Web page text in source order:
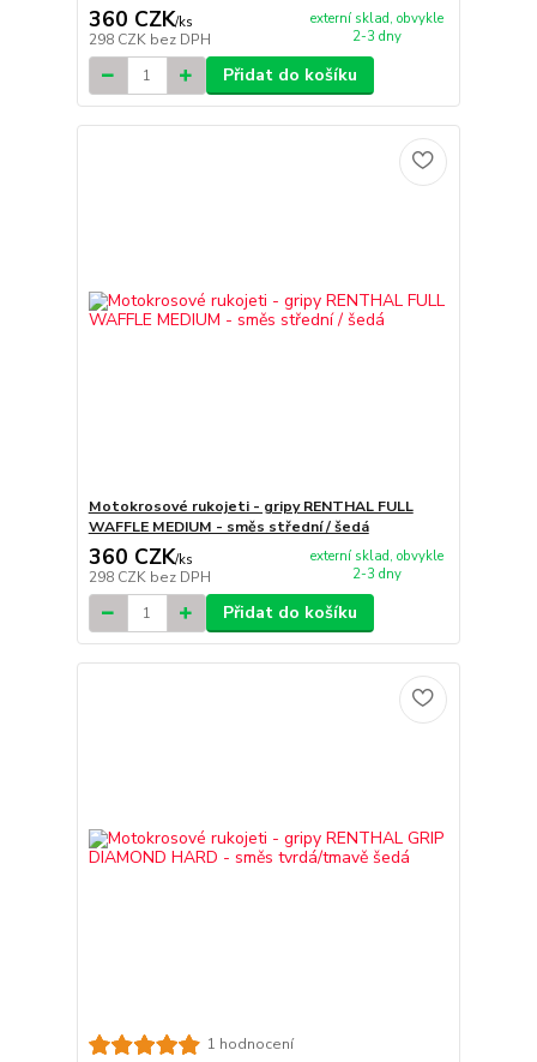
360 CZK/ks
298 CZK bez DPH
externí sklad, obvykle
2-3 dny
Přidat do košíku
Motokrosové rukojeti - gripy RENTHAL FULL
WAFFLE MEDIUM - směs střední / šedá
360 CZK/ks
298 CZK bez DPH
externí sklad, obvykle
2-3 dny
Přidat do košíku
1 hodnocení